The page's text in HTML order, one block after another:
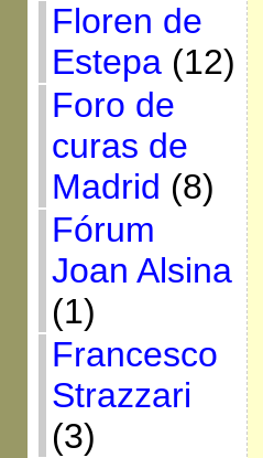
Floren de
Estepa(12)
Foro de
curas de
Madrid (8)
Fórum
Joan Alsina
(1)
Francesco
Strazzari
(3)